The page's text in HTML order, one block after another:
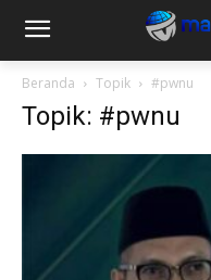
Beranda Topik #pwnu
Topik: #pwnu